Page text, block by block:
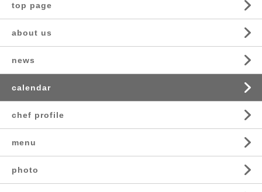
top page
about us
news
calendar
chef profile
menu
photo